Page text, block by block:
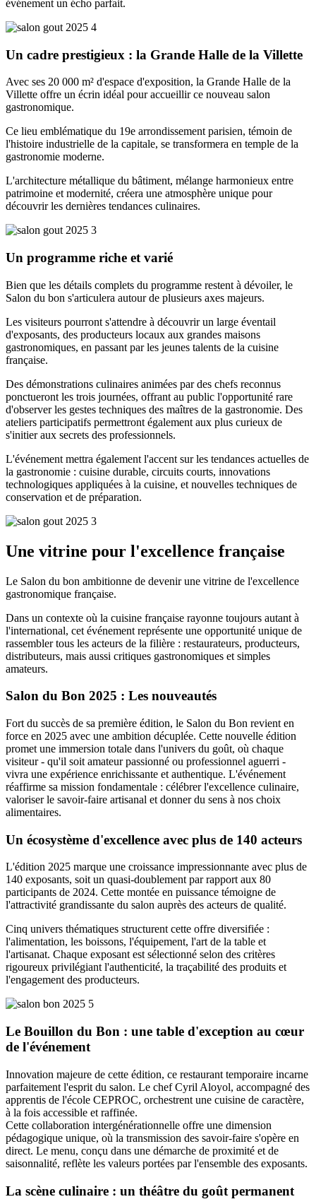
événement un écho parfait.
Un cadre prestigieux : la Grande Halle de la Villette
Avec ses 20 000 m² d'espace d'exposition, la Grande Halle de la
Villette offre un écrin idéal pour accueillir ce nouveau salon
gastronomique.
Ce lieu emblématique du 19e arrondissement parisien, témoin de
l'histoire industrielle de la capitale, se transformera en temple de la
gastronomie moderne.
L'architecture métallique du bâtiment, mélange harmonieux entre
patrimoine et modernité, créera une atmosphère unique pour
découvrir les dernières tendances culinaires.
Un programme riche et varié
Bien que les détails complets du programme restent à dévoiler, le
Salon du bon s'articulera autour de plusieurs axes majeurs.
Les visiteurs pourront s'attendre à découvrir un large éventail
d'exposants, des producteurs locaux aux grandes maisons
gastronomiques, en passant par les jeunes talents de la cuisine
française.
Des démonstrations culinaires animées par des chefs reconnus
ponctueront les trois journées, offrant au public l'opportunité rare
d'observer les gestes techniques des maîtres de la gastronomie. Des
ateliers participatifs permettront également aux plus curieux de
s'initier aux secrets des professionnels.
L'événement mettra également l'accent sur les tendances actuelles de
la gastronomie : cuisine durable, circuits courts, innovations
technologiques appliquées à la cuisine, et nouvelles techniques de
conservation et de préparation.
Une vitrine pour l'excellence française
Le Salon du bon ambitionne de devenir une vitrine de l'excellence
gastronomique française.
Dans un contexte où la cuisine française rayonne toujours autant à
l'international, cet événement représente une opportunité unique de
rassembler tous les acteurs de la filière : restaurateurs, producteurs,
distributeurs, mais aussi critiques gastronomiques et simples
amateurs.
Salon du Bon 2025 : Les nouveautés
Fort du succès de sa première édition, le Salon du Bon revient en
force en 2025 avec une ambition décuplée. Cette nouvelle édition
promet une immersion totale dans l'univers du goût, où chaque
visiteur - qu'il soit amateur passionné ou professionnel aguerri -
vivra une expérience enrichissante et authentique. L'événement
réaffirme sa mission fondamentale : célébrer l'excellence culinaire,
valoriser le savoir-faire artisanal et donner du sens à nos choix
alimentaires.
Un écosystème d'excellence avec plus de 140 acteurs
L'édition 2025 marque une croissance impressionnante avec plus de
140 exposants, soit un quasi-doublement par rapport aux 80
participants de 2024. Cette montée en puissance témoigne de
l'attractivité grandissante du salon auprès des acteurs de qualité.
Cinq univers thématiques structurent cette offre diversifiée :
l'alimentation, les boissons, l'équipement, l'art de la table et
l'artisanat. Chaque exposant est sélectionné selon des critères
rigoureux privilégiant l'authenticité, la traçabilité des produits et
l'engagement des producteurs.
Le Bouillon du Bon : une table d'exception au cœur
de l'événement
Innovation majeure de cette édition, ce restaurant temporaire incarne
parfaitement l'esprit du salon. Le chef Cyril Aloyol, accompagné des
apprentis de l'école CEPROC, orchestrent une cuisine de caractère,
à la fois accessible et raffinée.
Cette collaboration intergénérationnelle offre une dimension
pédagogique unique, où la transmission des savoir-faire s'opère en
direct. Le menu, conçu dans une démarche de proximité et de
saisonnalité, reflète les valeurs portées par l'ensemble des exposants.
La scène culinaire : un théâtre du goût permanent